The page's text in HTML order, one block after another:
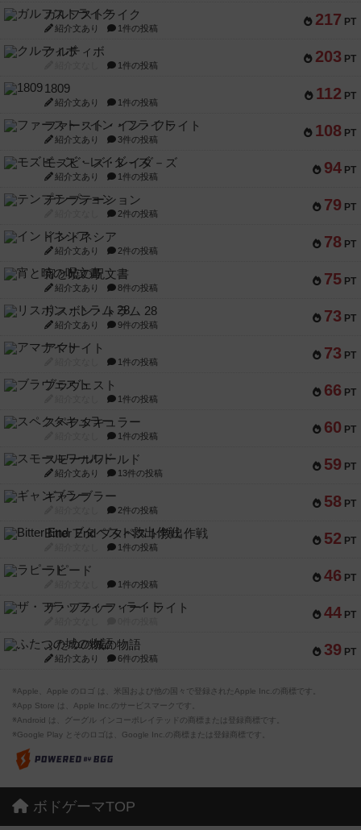
217 PT
ガルフストライク
紹介文あり 1件の投稿
203 PT
クルティボ
1件の投稿
112 PT
1809
紹介文あり 1件の投稿
108 PT
ファースト・イン・フライト
紹介文あり 3件の投稿
94 PT
モズビ－ズ・レイダ－ズ
紹介文あり 1件の投稿
79 PT
テンプテーション
2件の投稿
78 PT
インドネシア
紹介文あり 2件の投稿
75 PT
宵と暁の呪文書
紹介文あり 8件の投稿
73 PT
リスボン・トラム 28
紹介文あり 9件の投稿
73 PT
アマナイト
1件の投稿
66 PT
ブラヴェスト
1件の投稿
60 PT
スペクタキュラー
1件の投稿
59 PT
スモールワールド
紹介文あり 13件の投稿
58 PT
ギャンブラー
2件の投稿
52 PT
Bitter End ブタペスト救出作戦
1件の投稿
46 PT
ラピード
1件の投稿
44 PT
ザ・フラッフィー・ライト
39 PT
ふたつの城の物語
紹介文あり 6件の投稿
※Apple、Apple のロゴ は、米国および他の国々で登録されたApple Inc.の商標です。
※App Store は、Apple Inc.のサービスマークです。
※Android は、グーグル インコーポレイテッドの商標または登録商標です。
※Google Play とそのロゴは、Google Inc.の商標または登録商標です。
ボドゲーマTOP